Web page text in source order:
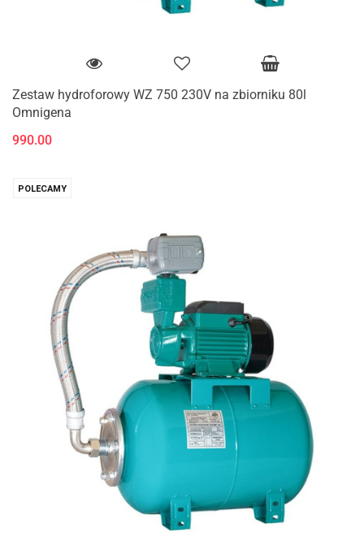
Zestaw hydroforowy WZ 750 230V na zbiorniku 80l
Omnigena
990.00
POLECAMY